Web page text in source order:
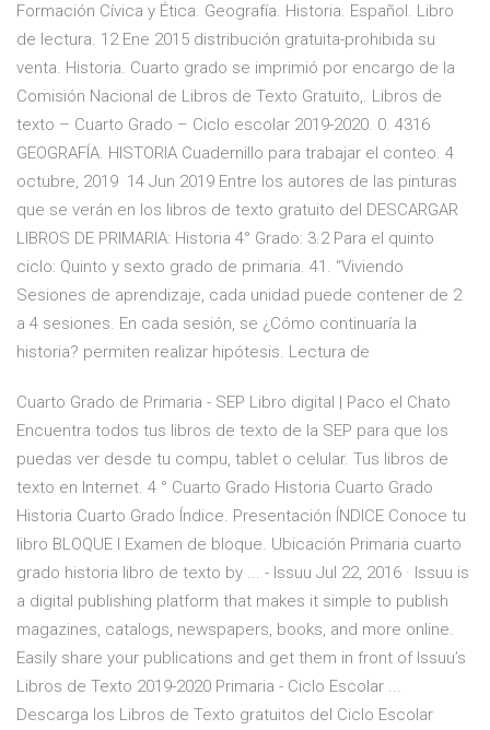
Formación Cívica y Ética. Geografía. Historia. Español. Libro
de lectura. 12 Ene 2015 distribución gratuita-prohibida su
venta. Historia. Cuarto grado se imprimió por encargo de la
Comisión Nacional de Libros de Texto Gratuito,. Libros de
texto – Cuarto Grado – Ciclo escolar 2019-2020. 0. 4316
GEOGRAFÍA. HISTORIA Cuadernillo para trabajar el conteo. 4
octubre, 2019 14 Jun 2019 Entre los autores de las pinturas
que se verán en los libros de texto gratuito del DESCARGAR
LIBROS DE PRIMARIA: Historia 4° Grado: 3.2 Para el quinto
ciclo: Quinto y sexto grado de primaria. 41. “Viviendo
Sesiones de aprendizaje, cada unidad puede contener de 2
a 4 sesiones. En cada sesión, se ¿Cómo continuaría la
historia? permiten realizar hipótesis. Lectura de
Cuarto Grado de Primaria - SEP Libro digital | Paco el Chato
Encuentra todos tus libros de texto de la SEP para que los
puedas ver desde tu compu, tablet o celular. Tus libros de
texto en Internet. 4 ° Cuarto Grado Historia Cuarto Grado
Historia Cuarto Grado Índice. Presentación ÍNDICE Conoce tu
libro BLOQUE I Examen de bloque. Ubicación Primaria cuarto
grado historia libro de texto by ... - Issuu Jul 22, 2016 · Issuu is
a digital publishing platform that makes it simple to publish
magazines, catalogs, newspapers, books, and more online.
Easily share your publications and get them in front of Issuu’s
Libros de Texto 2019-2020 Primaria - Ciclo Escolar ...
Descarga los Libros de Texto gratuitos del Ciclo Escolar